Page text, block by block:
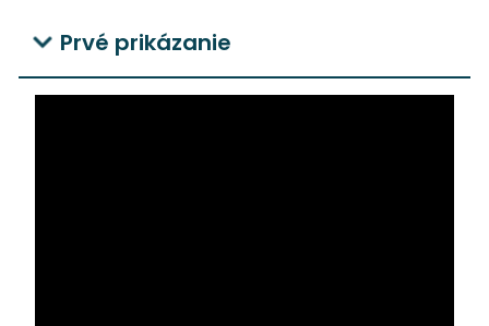
Prvé prikázanie